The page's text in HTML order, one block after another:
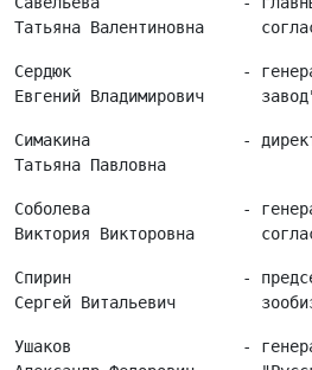
Сердюк                  -
Симакина                -
Соболева                -
Спирин                  -
Ушаков                  -